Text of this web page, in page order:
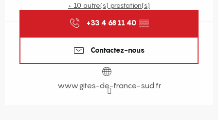
+ 10 autre(s) prestation(s)
+33 4 68 11 40 ▒▒
Contactez-nous
www.gites-de-france-sud.fr